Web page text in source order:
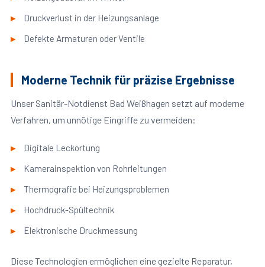
Druckverlust in der Heizungsanlage
Defekte Armaturen oder Ventile
Moderne Technik für präzise Ergebnisse
Unser Sanitär-Notdienst Bad Weißhagen setzt auf moderne
Verfahren, um unnötige Eingriffe zu vermeiden:
Digitale Leckortung
Kamerainspektion von Rohrleitungen
Thermografie bei Heizungsproblemen
Hochdruck-Spültechnik
Elektronische Druckmessung
Diese Technologien ermöglichen eine gezielte Reparatur,